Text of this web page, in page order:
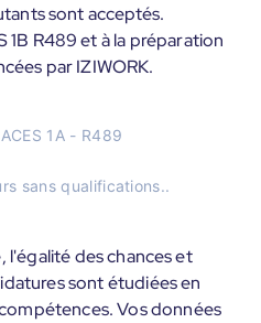
sont acceptés.
1B R489 et à la préparation
par IZIWORK.
1A - R489
sans qualifications..
l'égalité des chances et
sont étudiées en
Vos données